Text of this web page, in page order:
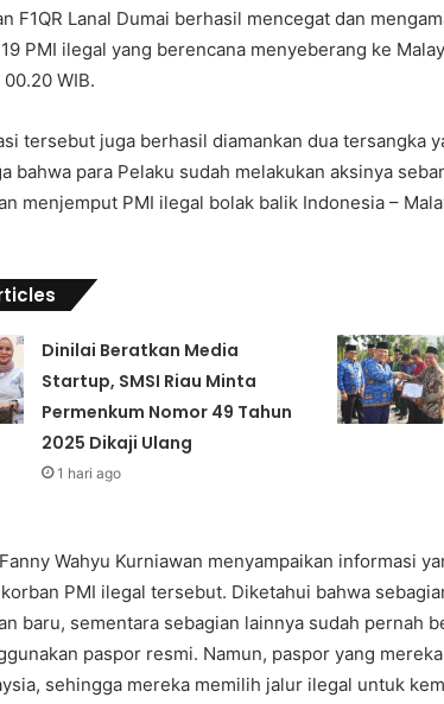
F1QR Lanal Dumai berhasil mencegat dan
PMI ilegal yang berencana menyeberang ke
WIB.
tersebut juga berhasil diamankan dua tersangka
bahwa para Pelaku sudah melakukan aksinya
menjemput PMI ilegal bolak balik Indonesia –
Dinilai Beratkan Media
Startup, SMSI Riau Minta
Permenkum Nomor 49 Tahun
2025 Dikaji Ulang
1 hari ago
Wahyu Kurniawan menyampaikan informasi
PMI ilegal tersebut. Diketahui bahwa
baru, sementara sebagian lainnya sudah pernah
paspor resmi. Namun, paspor yang
sehingga mereka memilih jalur ilegal untuk